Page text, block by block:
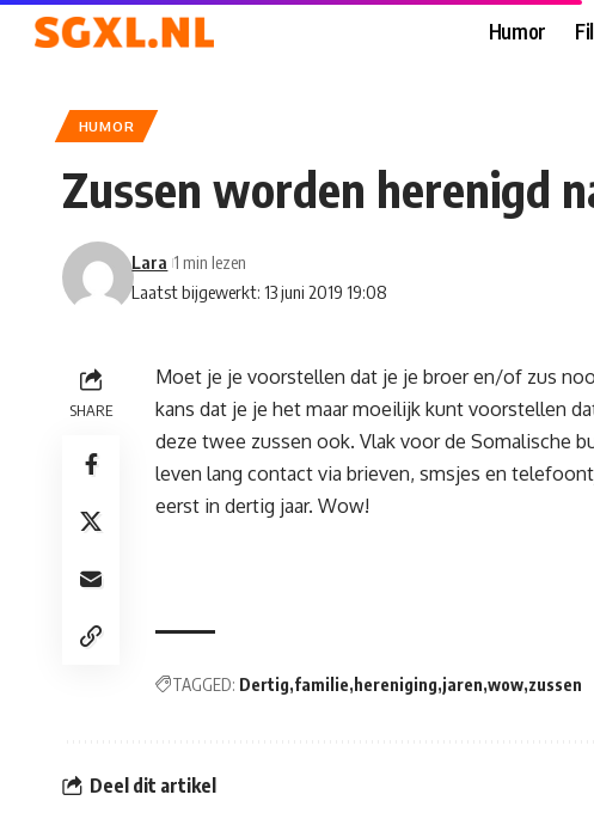
Humor
HUMOR
Zussen worden herenigd
Laatst bijgewerkt: 13 juni 2019 19:08
Lara 1 min lezen
SHARE
Moet je je voorstellen dat je je broer en/of zus
kans dat je je het maar moeilijk kunt voorstellen
deze twee zussen ook. Vlak voor de Somalische
leven lang contact via brieven, smsjes en
eerst in dertig jaar. Wow!
TAGGED: Dertig familie hereniging jaren wow zussen
Deel dit artikel